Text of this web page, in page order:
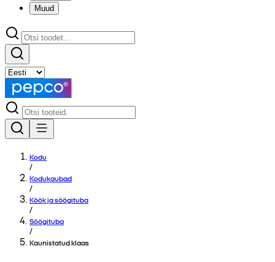
Muud
Kodu
/
Kodukaubad
/
Köök ja söögituba
/
Söögituba
/
Kaunistatud klaas